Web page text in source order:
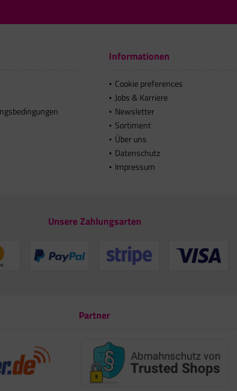
Informationen
Cookie preferences
Jobs & Karriere
Newsletter
Sortiment
Über uns
Datenschutz
Impressum
Unsere Zahlungsarten
Partner